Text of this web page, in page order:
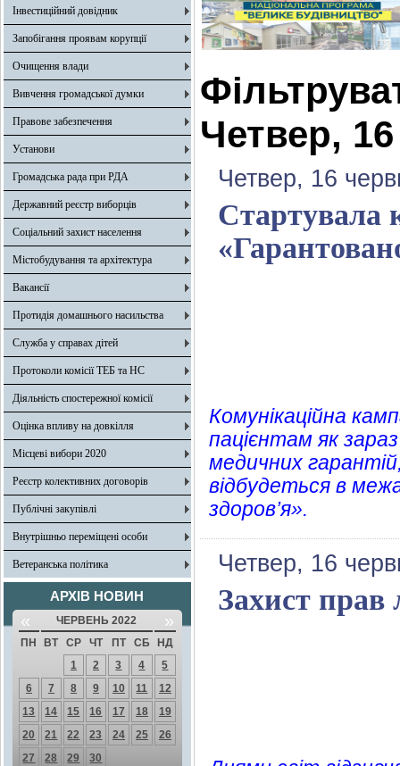
Інвестиційний довідник
Запобігання проявам корупції
Очищення влади
Вивчення громадської думки
Правове забезпечення
Установи
Громадська рада при РДА
Державний реєстр виборців
Соціальний захист населення
Містобудування та архітектура
Вакансії
Протидія домашнього насильства
Служба у справах дітей
Протоколи комісії ТЕБ та НС
Діяльність спостережної комісії
Оцінка впливу на довкілля
Місцеві вибори 2020
Реєстр колективних договорів
Публічні закупівлі
Внутрішньо переміщені особи
Ветеранська політика
АРХІВ НОВИН
« ЧЕРВЕНЬ 2022 »
ПН ВТ СР ЧТ ПТ СБ
НД
1
2 3 4
5
6
7 8 9 10 11
12
13
14 15 16 17 18
19
20
21 22 23 24 25
26
27
28 29 30
Четвер,
Четвер, 16
Стартувала
Комунікаційна
пацієнтам як
медичних
відбудеться в
здоров’я».
Четвер, 16
Захист прав